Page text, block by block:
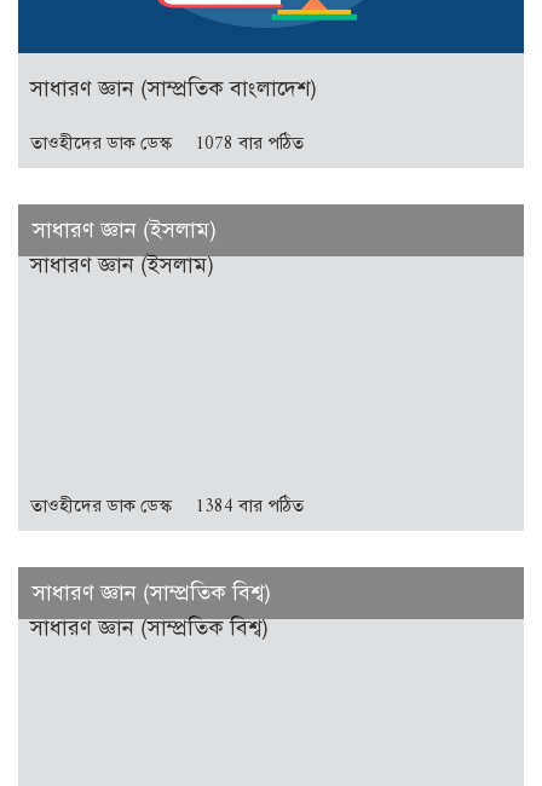
সাধারণ জ্ঞান (সাম্প্রতিক বাংলাদেশ)
তাওহীদের ডাক ডেস্ক 1078 বার পঠিত
সাধারণ জ্ঞান (ইসলাম)
সাধারণ জ্ঞান (ইসলাম)
তাওহীদের ডাক ডেস্ক 1384 বার পঠিত
সাধারণ জ্ঞান (সাম্প্রতিক বিশ্ব)
সাধারণ জ্ঞান (সাম্প্রতিক বিশ্ব)